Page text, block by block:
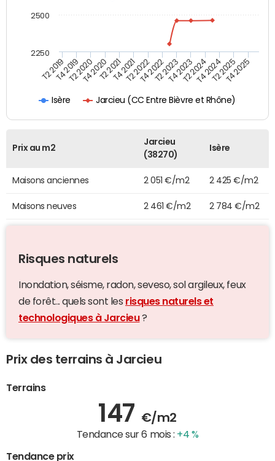
Isère Jarcieu (CC Entre Bièvre et Rhône)
T2 2019T4 2019T2 2020T4 2020T2 2021T4 2021T2 2022T4 2022T2 2023T4 2023T2 2024T4 2024T2 2025T4 2025
2250
2500
Prix au m2
Jarcieu
(38270)
Isère
Maisons anciennes 2 051 €/m2 2 425 €/m2
Maisons neuves 2 461 €/m2 2 784 €/m2
Risques naturels
Inondation, séisme, radon, seveso, sol argileux, feux
de forêt... quels sont les risques naturels et
technologiques à Jarcieu?
Prix des terrains à Jarcieu
Terrains
147 €/m2
Tendance sur 6 mois : +4 %
Tendance prix